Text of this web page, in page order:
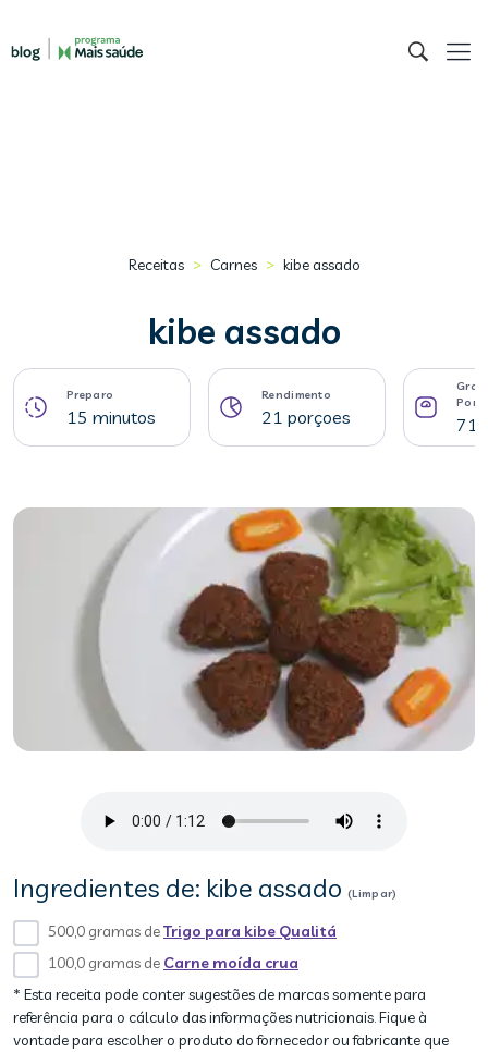
Receitas > Carnes > kibe assado
kibe assado
Preparo
15 minutos
Rendimento
21 porçoes 71
Ingredientes de: kibe assado (Limpar)
500,0 gramas deTrigo para kibe Qualitá
100,0 gramas de Carne moída crua
* Esta receita pode conter sugestões de marcas somente para
referência para o cálculo das informações nutricionais. Fique à
vontade para escolher o produto do fornecedor ou fabricante que